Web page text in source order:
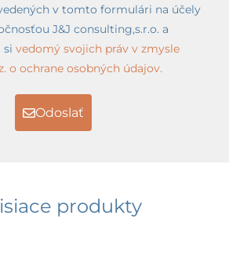
v tomto formulári na účely
J&J consulting,s.r.o. a
si vedomý svojich práv v zmysle
o ochrane osobných údajov.
Odoslať
produkty